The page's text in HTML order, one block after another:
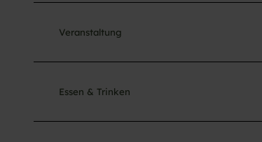
Veranstaltung
Essen & Trinken